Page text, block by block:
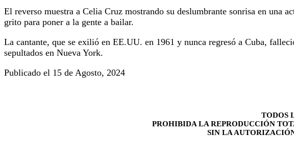
El reverso muestra a Celia Cruz mostrando su deslumbrante sonrisa en una
grito para poner a la gente a bailar.
La cantante, que se exilió en EE.UU. en 1961 y nunca regresó a Cuba,
sepultados en Nueva York.
Publicado el 15 de Agosto, 2024
TODOS
PROHIBIDA LA REPRODUCCIÓN
SIN LA